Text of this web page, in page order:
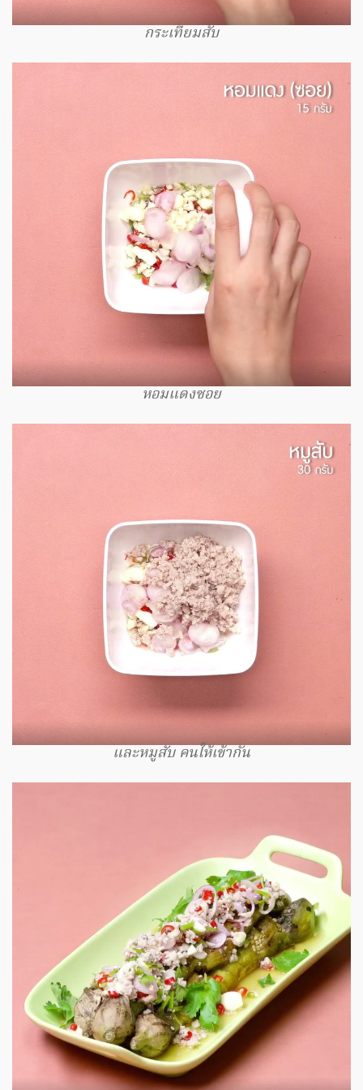
กระเทียมสับ
หอมแดงซอย
และหมูสับ คนให้เข้ากัน